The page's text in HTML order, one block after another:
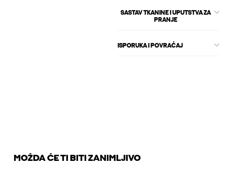
SASTAV TKANINE I UPUTSTVA ZA
PRANJE
ISPORUKA I POVRAĆAJ
MOŽDA ĆE TI BITI ZANIMLJIVO